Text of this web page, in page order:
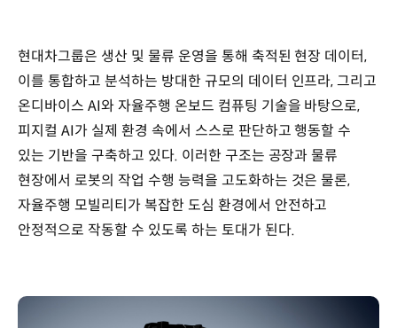
현대차그룹은 생산 및 물류 운영을 통해 축적된 현장 데이터,
이를 통합하고 분석하는 방대한 규모의 데이터 인프라, 그리고
온디바이스 AI와 자율주행 온보드 컴퓨팅 기술을 바탕으로,
피지컬 AI가 실제 환경 속에서 스스로 판단하고 행동할 수
있는 기반을 구축하고 있다. 이러한 구조는 공장과 물류
현장에서 로봇의 작업 수행 능력을 고도화하는 것은 물론,
자율주행 모빌리티가 복잡한 도심 환경에서 안전하고
안정적으로 작동할 수 있도록 하는 토대가 된다.